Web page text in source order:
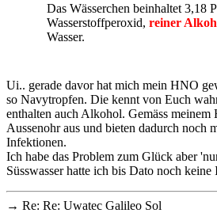
Das Wässerchen beinhaltet 3,18
Wasserstoffperoxid,reiner
Wasser.
Ui.. gerade davor hat mich mein HNO
so Navytropfen. Die kennt von Euch
enthalten auch Alkohol. Gemäss meinem
Aussenohr aus und bieten dadurch noch
Infektionen.
Ich habe das Problem zum Glück aber
Süsswasser hatte ich bis Dato noch
→ Re: Re: Uwatec Galileo Sol